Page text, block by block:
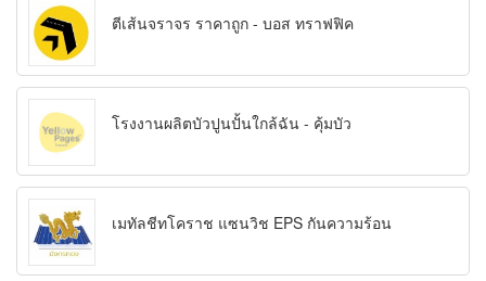
ตีเส้นจราจร ราคาถูก - บอส ทราฟฟิค
โรงงานผลิตบัวปูนปั้นใกล้ฉัน - คุ้มบัว
เมทัลชีทโคราช แซนวิช EPS กันความร้อน